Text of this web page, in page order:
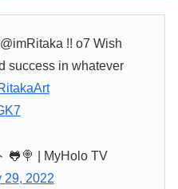
!! o7 Wish
success in whatever
🐸🍭 | MyHolo TV
29, 2022